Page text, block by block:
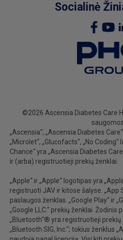
Socialinė
©2026 Ascensia Diabetes Care
„Ascensia“, „Ascensia Diabetes
„Microlet“, „Glucofacts“, „No
Chance“ yra „Ascensia Diabetes
ir (arba) registruotieji prekių ženklai.
„Apple“ ir „Apple“ logotipas yra
registruoti JAV ir kitose šalyse. „App
paslaugos ženklas. „Google Play“ ir
„Google LLC.“ prekių ženklai. Žodinis
„Bluetooth“® yra registruotieji
„Bluetooth SIG, Inc.“; tokius ženklus